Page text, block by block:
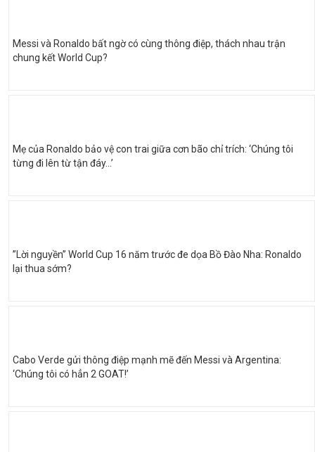
Messi và Ronaldo bất ngờ có cùng thông điệp, thách nhau trận
chung kết World Cup?
Mẹ của Ronaldo bảo vệ con trai giữa cơn bão chỉ trích: ‘Chúng tôi
từng đi lên từ tận đáy…’
”Lời nguyền” World Cup 16 năm trước đe dọa Bồ Đào Nha: Ronaldo
lại thua sớm?
Cabo Verde gửi thông điệp mạnh mẽ đến Messi và Argentina:
‘Chúng tôi có hẳn 2 GOAT!’